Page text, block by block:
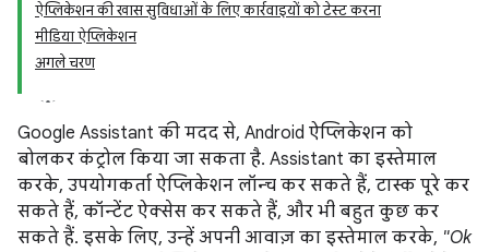
ऐप्लिकेशन की खास सुविधाओं के लिए कार्रवाइयों को टेस्ट करना
मीडिया ऐप्लिकेशन
अगले चरण
Google Assistant की मदद से, Android ऐप्लिकेशन को
बोलकर कंट्रोल किया जा सकता है. Assistant का इस्तेमाल
करके, उपयोगकर्ता ऐप्लिकेशन लॉन्च कर सकते हैं, टास्क पूरे कर
सकते हैं, कॉन्टेंट ऐक्सेस कर सकते हैं, और भी बहुत कुछ कर
सकते हैं. इसके लिए, उन्हें अपनी आवाज़ का इस्तेमाल करके, "Ok